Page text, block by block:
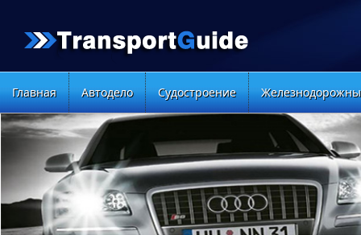
Главная Автодело Судостроение